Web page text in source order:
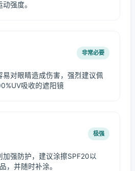
强度。
非常必要
易对眼睛造成伤害，强烈建议佩
吸收的遮阳镜
极强
强防护，建议涂擦SPF20以
，并随时补涂。